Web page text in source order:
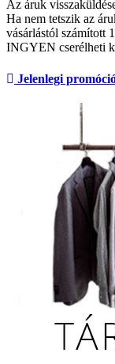
Az áruk
Ha nem tetszik az
vásárlástól számított
INGYEN cserélheti
Jelenlegi